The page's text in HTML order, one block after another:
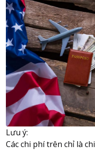
Lưu ý:
Các chi phí trên chỉ là